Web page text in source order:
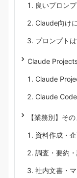
良いプロン
Claude向け
プロンプト
Claude
Claude
Claude Code
【業務別】そ
資料作成・
調査・要約
社内文書・